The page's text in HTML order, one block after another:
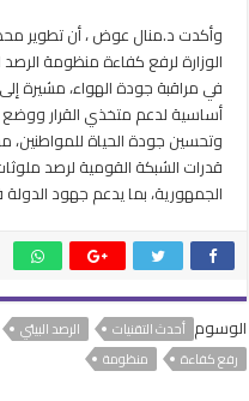
وأكدت د.منال عوض ، أن تطوير
الوزارة لرفع كفاءة منظومة الرصد
في مراقبة جودة الهواء، مشيرة
أساسية لدعم متخذي القرار ووضع
وتحسين جودة الحياة للمواطنين،
قدرات الشبكة القومية لرصد
الجمهورية، بما يدعم جهود الدولة
الوسوم أحدث التقنيات الرصد البيئي
رفع كفاءة
منظومة